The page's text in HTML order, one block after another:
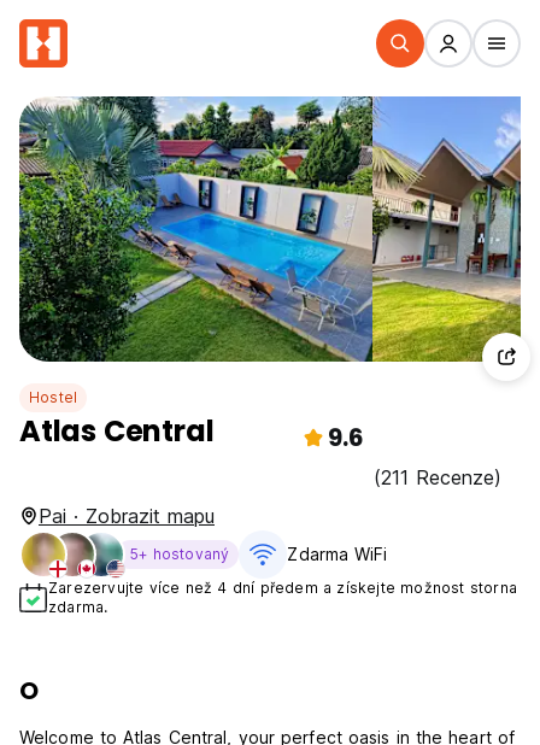
Hostel
Atlas Central 9.6
(211 Recenze)
Pai · Zobrazit mapu
5+ hostovaný Zdarma WiFi
Zarezervujte více než 4 dní předem a získejte možnost storna
zdarma.
O
Welcome to Atlas Central, your perfect oasis in the heart of